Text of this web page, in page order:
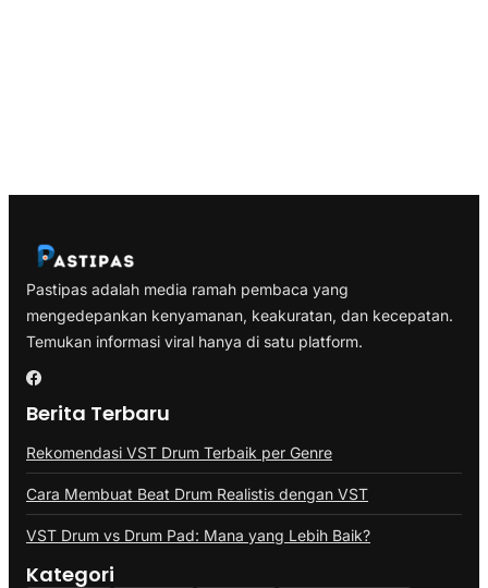
Pastipas adalah media ramah pembaca yang
mengedepankan kenyamanan, keakuratan, dan kecepatan.
Temukan informasi viral hanya di satu platform.
Berita Terbaru
Rekomendasi VST Drum Terbaik per Genre
Cara Membuat Beat Drum Realistis dengan VST
VST Drum vs Drum Pad: Mana yang Lebih Baik?
Kategori